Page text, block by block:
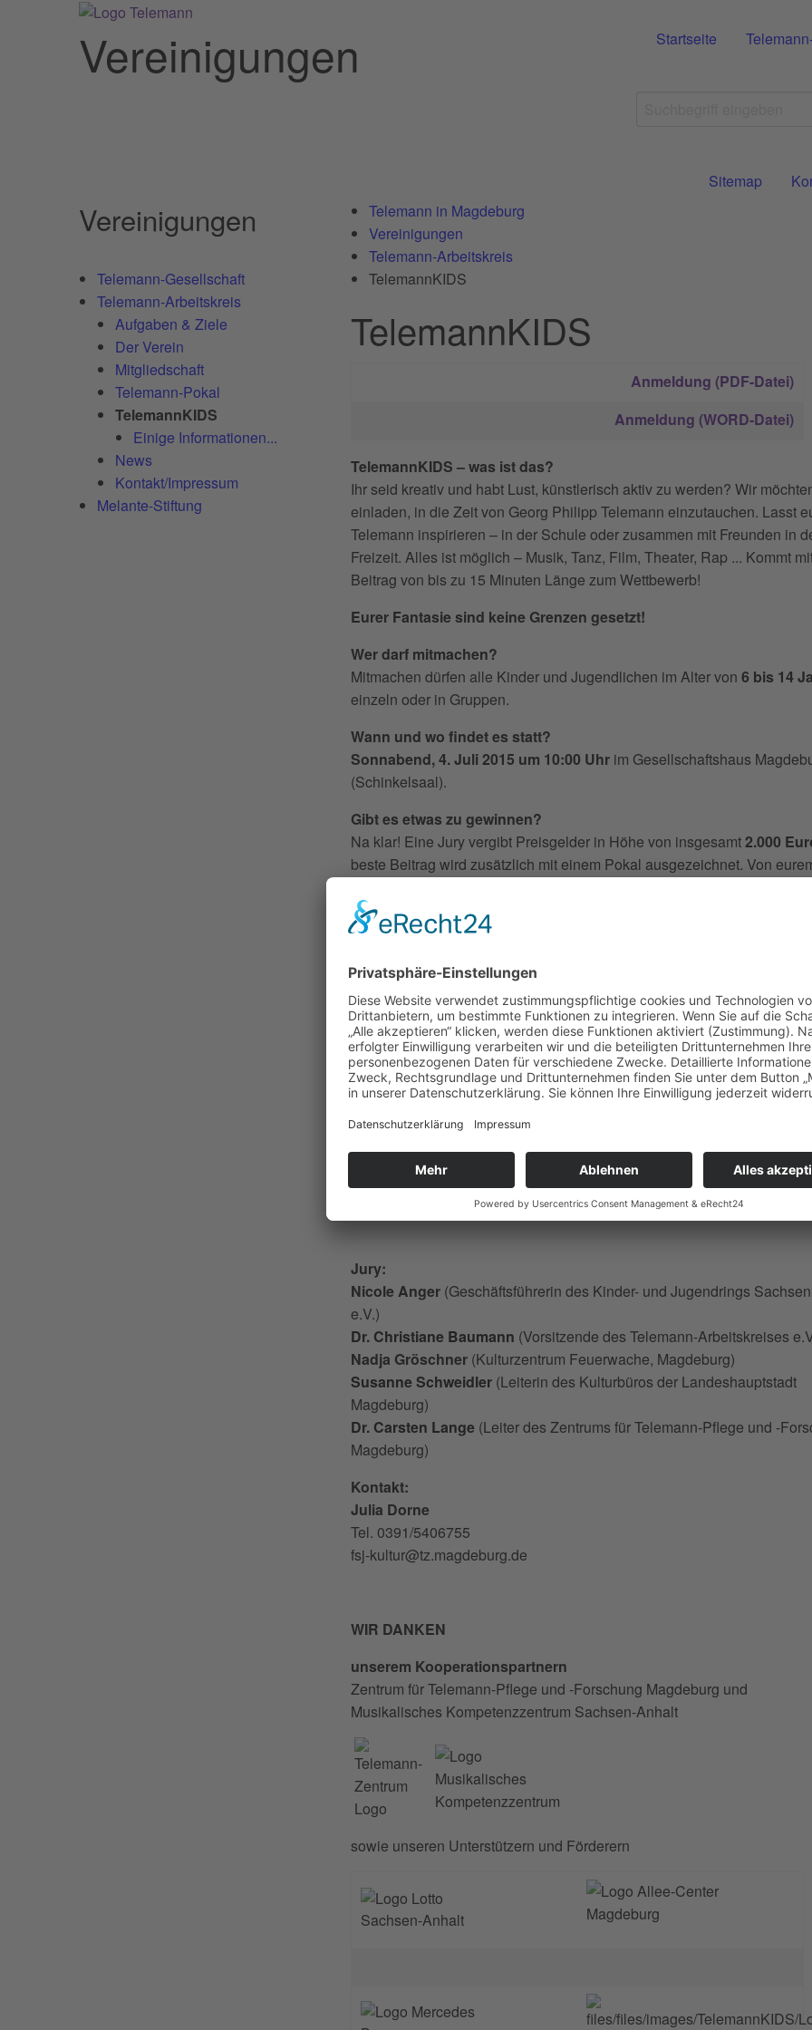
Vereinigungen Startseite
Sitemap
Vereinigungen
Telemann-Gesellschaft
Telemann-Arbeitskreis
Aufgaben & Ziele
Der Verein
Mitgliedschaft
Telemann‐Pokal
TelemannKIDS
Einige Informationen...
News
Kontakt/Impressum
Melante-Stiftung
Telemann in Magdeburg
Vereinigungen
Telemann-Arbeitskreis
TelemannKIDS
TelemannKIDS
Anmeldung (PDF-Datei)
Anmeldung (WORD-Datei)
TelemannKIDS – was ist das?
Ihr seid kreativ und habt Lust, künstlerisch aktiv zu werden? Wir
einladen, in die Zeit von Georg Philipp Telemann einzutauchen. Lasst
Telemann inspirieren – in der Schule oder zusammen mit Freunden in
Freizeit. Alles ist möglich – Musik, Tanz, Film, Theater, Rap ... Kommt
Beitrag von bis zu 15 Minuten Länge zum Wettbewerb!
Eurer Fantasie sind keine Grenzen gesetzt!
Wer darf mitmachen?
Mitmachen dürfen alle Kinder und Jugendlichen im Alter von 6 bis 14
einzeln oder in Gruppen.
Wann und wo findet es statt?
Sonnabend, 4. Juli 2015 um 10:00 Uhr im Gesellschaftshaus
(Schinkelsaal).
Gibt es etwas zu gewinnen?
Na klar! Eine Jury vergibt Preisgelder in Höhe von insgesamt2.000
beste Beitrag wird zusätzlich mit einem Pokal ausgezeichnet. Von
Präsentation:
und 18.00 Uhr im Allee-Center Magdeburg präsentiert.
Mitmachen lohnt sich also!
Und nicht vergessen:
Neuer Anmeldeschluss ist der 26. Juni 2015
Jubelnde TelemannKIDS beim Wettbewerb 2013 (Foto: (c) Ralph-
Jury:
Nicole Anger (Geschäftsführerin des Kinder- und Jugendrings
e.V.)
Dr. Christiane Baumann (Vorsitzende des Telemann-Arbeitskreises
Nadja Gröschner (Kulturzentrum Feuerwache, Magdeburg)
Susanne Schweidler (Leiterin des Kulturbüros der Landeshauptstadt
Magdeburg)
Dr. Carsten Lange (Leiter des Zentrums für Telemann-Pflege und -
Magdeburg)
Kontakt:
Julia Dorne
Tel. 0391/5406755
fsj-kultur@tz.magdeburg.de
WIR DANKEN
unserem Kooperationspartnern
Zentrum für Telemann-Pflege und -Forschung Magdeburg und
Musikalisches Kompetenzzentrum Sachsen-Anhalt
sowie unseren Unterstützern und Förderern